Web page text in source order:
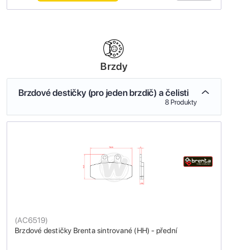
Brzdy
Brzdové destičky (pro jeden brzdič) a čelisti
8 Produkty
Brzdové destičky Brenta sintrované (HH) - přední
(AC6519)